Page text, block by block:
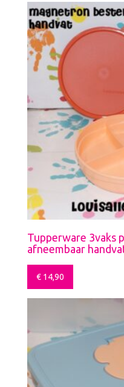
Tupperware 3vaks
afneembaar
€ 14,90